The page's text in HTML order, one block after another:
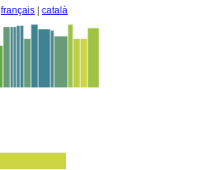
français català